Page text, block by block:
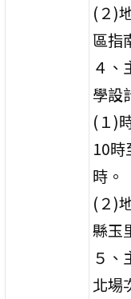
(２)
區指
４、
學設
(１)
10時
時。
(２)
縣玉
５、
北場